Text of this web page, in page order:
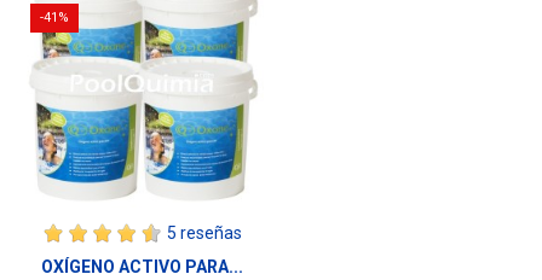
5 reseñas
OXÍGENO ACTIVO PARA...
-41%